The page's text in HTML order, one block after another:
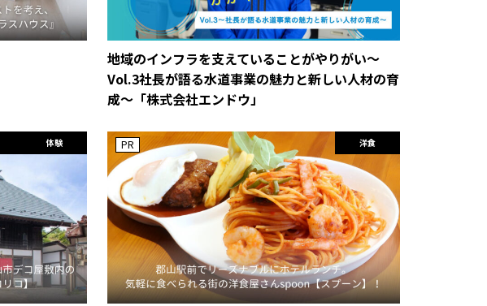
地域のインフラを支えていることがやりがい～
Vol.3社長が語る水道事業の魅力と新しい人材の育
成～「株式会社エンドウ」
体験 洋食
PR